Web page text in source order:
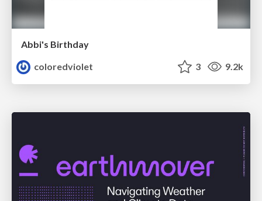
Abbi's Birthday
coloredviolet
3 9.2k